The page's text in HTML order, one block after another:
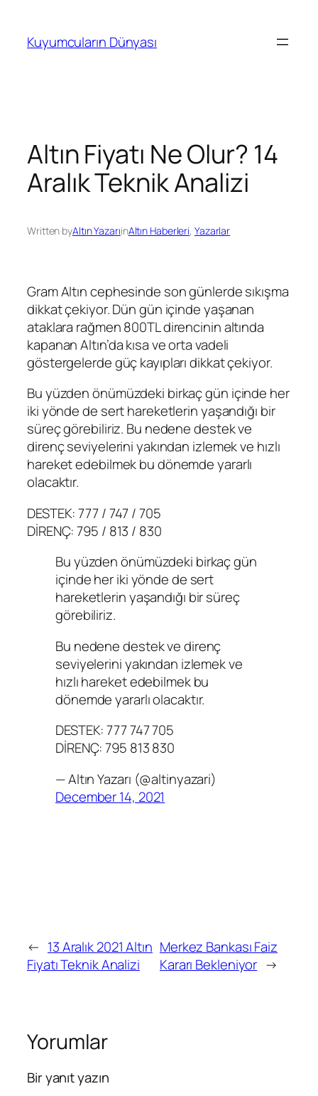
Kuyumcuların Dünyası
Altın Fiyatı Ne Olur? 14
Aralık Teknik Analizi
Written byAltın YazarıinAltın Haberleri, Yazarlar
Gram Altın cephesinde son günlerde sıkışma
dikkat çekiyor. Dün gün içinde yaşanan
ataklara rağmen 800TL direncinin altında
kapanan Altın’da kısa ve orta vadeli
göstergelerde güç kayıpları dikkat çekiyor.
Bu yüzden önümüzdeki birkaç gün içinde her
iki yönde de sert hareketlerin yaşandığı bir
süreç görebiliriz. Bu nedene destek ve
direnç seviyelerini yakından izlemek ve hızlı
hareket edebilmek bu dönemde yararlı
olacaktır.
DESTEK: 777 / 747 / 705
DİRENÇ: 795 / 813 / 830
Bu yüzden önümüzdeki birkaç gün
içinde her iki yönde de sert
hareketlerin yaşandığı bir süreç
görebiliriz.
Bu nedene destek ve direnç
seviyelerini yakından izlemek ve
hızlı hareket edebilmek bu
dönemde yararlı olacaktır.
DESTEK: 777 747 705
DİRENÇ: 795 813 830
— Altın Yazarı (@altinyazari)
December 14, 2021
← 13 Aralık 2021 Altın
Fiyatı Teknik Analizi
Merkez Bankası Faiz
Kararı Bekleniyor →
Yorumlar
Bir yanıt yazın